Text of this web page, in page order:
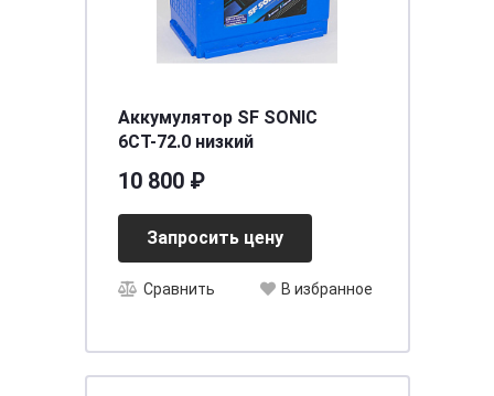
Аккумулятор SF SONIC
6СТ-72.0 низкий
10 800 ₽
Запросить цену
Сравнить В избранное